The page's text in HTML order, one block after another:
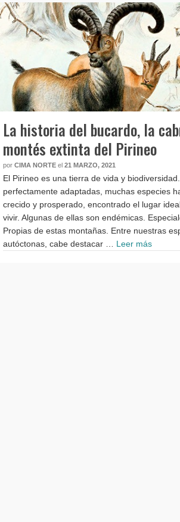
La historia del bucardo, la
montés extinta del Pirineo
por CIMA NORTE el 21 MARZO, 2021
El Pirineo es una tierra de vida y
perfectamente adaptadas, muchas especies
crecido y prosperado, encontrado el lugar
vivir. Algunas de ellas son endémicas.
Propias de estas montañas. Entre nuestras
autóctonas, cabe destacar … Leer más